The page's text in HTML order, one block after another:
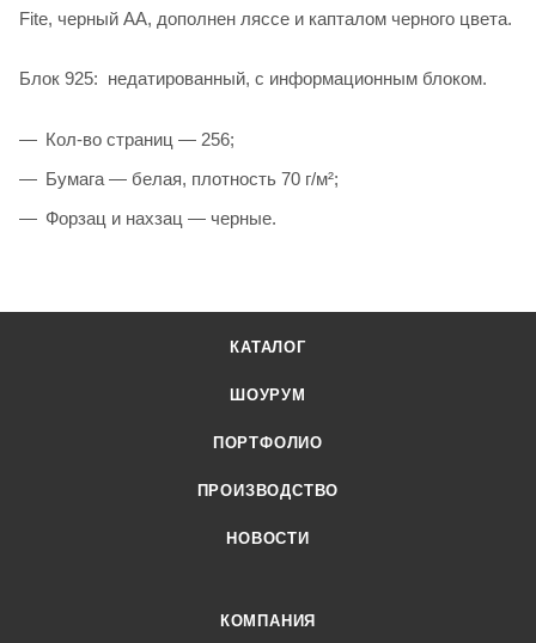
Fite, черный АА, дополнен ляссе и капталом черного цвета.
Блок 925: недатированный, с информационным блоком.
Кол-во страниц — 256;
Бумага — белая, плотность 70 г/м²;
Форзац и нахзац — черные.
КАТАЛОГ
ШОУРУМ
ПОРТФОЛИО
ПРОИЗВОДСТВО
НОВОСТИ
КОМПАНИЯ